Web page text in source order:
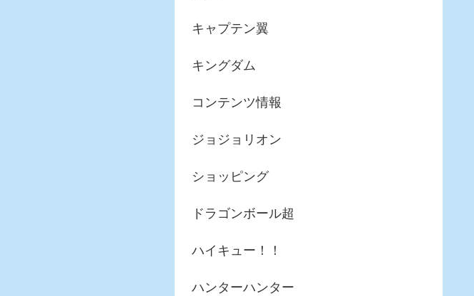
キャプテン翼
キングダム
コンテンツ情報
ジョジョリオン
ショッピング
ドラゴンボール超
ハイキュー！！
ハンターハンター